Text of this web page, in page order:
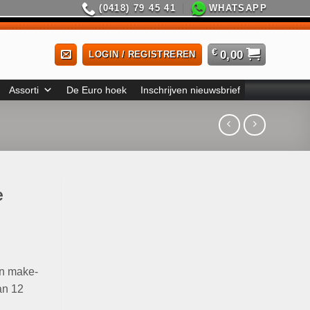
(0418) 79 45 41 WHATSAPP
LOGIN / REGISTREREN € 0,00
Assorti De Euro hoek Inschrijven nieuwsbrief
make-
12